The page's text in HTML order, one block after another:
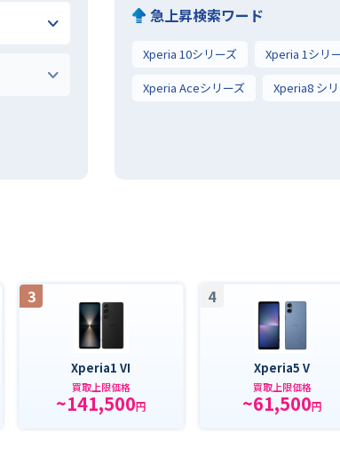
急上昇検索ワード
Xperia 10シリーズ Xperia 1シリ
Xperia Aceシリーズ
Xperia8 シ
3
Xperia1 VI
買取上限価格
~141,500円
4
Xperia5 V
買取上限価格
~61,500円